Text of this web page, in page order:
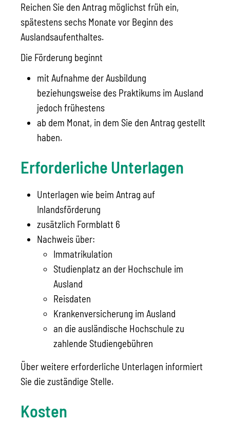
Reichen Sie den Antrag möglichst früh ein,
spätestens sechs Monate vor Beginn des
Auslandsaufenthaltes.
Die Förderung beginnt
mit Aufnahme der Ausbildung
beziehungsweise des Praktikums im Ausland
jedoch frühestens
ab dem Monat, in dem Sie den Antrag gestellt
haben.
Erforderliche Unterlagen
Unterlagen wie beim Antrag auf
Inlandsförderung
zusätzlich Formblatt 6
Nachweis über:
Immatrikulation
Studienplatz an der Hochschule im
Ausland
Reisdaten
Krankenversicherung im Ausland
an die ausländische Hochschule zu
zahlende Studiengebühren
Über weitere erforderliche Unterlagen informiert
Sie die zuständige Stelle.
Kosten